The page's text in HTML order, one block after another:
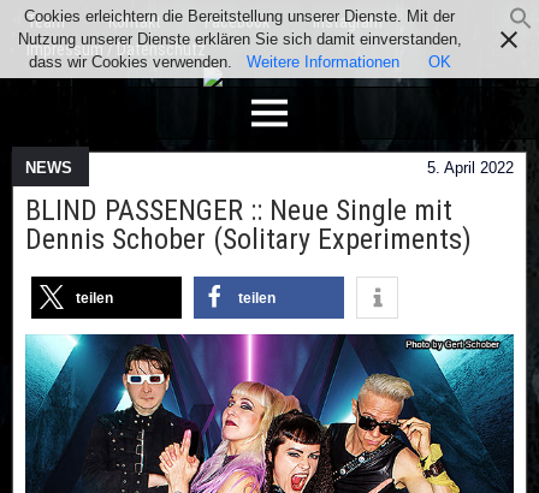
Team Kontakt Facebook
Instagram
Impressum / Datenschutz
NEWS 5. April 2022
BLIND PASSENGER :: Neue Single mit
Dennis Schober (Solitary Experiments)
teilen teilen
Cookies erleichtern die Bereitstellung unserer Dienste. Mit der
Nutzung unserer Dienste erklären Sie sich damit einverstanden,
dass wir Cookies verwenden.
Weitere Informationen OK